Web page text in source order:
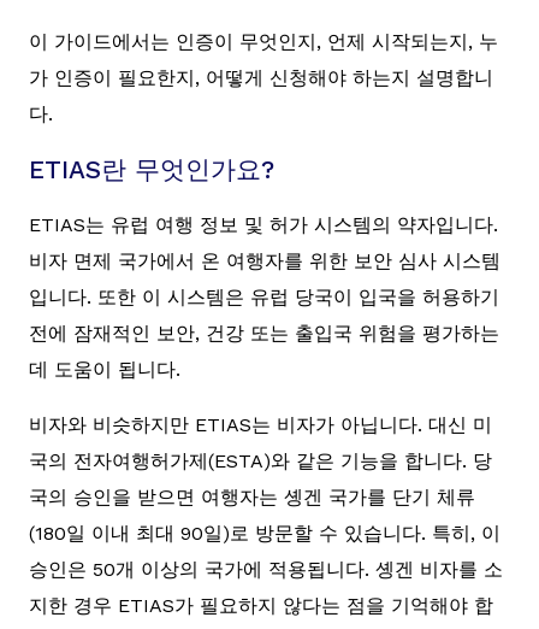
이 가이드에서는 인증이 무엇인지, 언제 시작되는지, 누
가 인증이 필요한지, 어떻게 신청해야 하는지 설명합니
다.
ETIAS란 무엇인가요?
ETIAS는 유럽 여행 정보 및 허가 시스템의 약자입니다.
비자 면제 국가에서 온 여행자를 위한 보안 심사 시스템
입니다. 또한 이 시스템은 유럽 당국이 입국을 허용하기
전에 잠재적인 보안, 건강 또는 출입국 위험을 평가하는
데 도움이 됩니다.
비자와 비슷하지만 ETIAS는 비자가 아닙니다. 대신 미
국의 전자여행허가제(ESTA)와 같은 기능을 합니다. 당
국의 승인을 받으면 여행자는 솅겐 국가를 단기 체류
(180일 이내 최대 90일)로 방문할 수 있습니다. 특히, 이
승인은 50개 이상의 국가에 적용됩니다. 솅겐 비자를 소
지한 경우 ETIAS가 필요하지 않다는 점을 기억해야 합